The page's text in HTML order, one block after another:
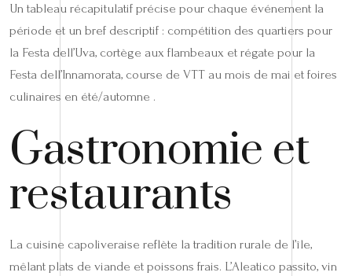
Un tableau récapitulatif précise pour chaque événement la
période et un bref descriptif : compétition des quartiers pour
la Festa dell’Uva, cortège aux flambeaux et régate pour la
Festa dell’Innamorata, course de VTT au mois de mai et foires
culinaires en été/automne .
Gastronomie et
restaurants
La cuisine capoliveraise reflète la tradition rurale de l’île,
mêlant plats de viande et poissons frais. L’Aleatico passito, vin